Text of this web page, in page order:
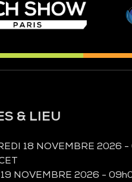
& LIEU
18 NOVEMBRE 2026
NOVEMBRE 2026 -